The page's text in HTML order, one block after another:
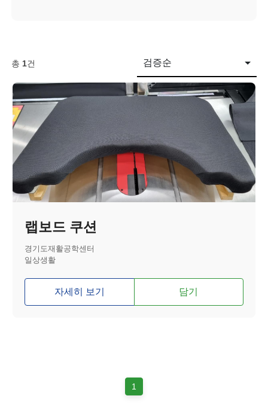
총 1건 검증순
랩보드 쿠션
경기도재활공학센터
일상생활
자세히 보기 담기
1